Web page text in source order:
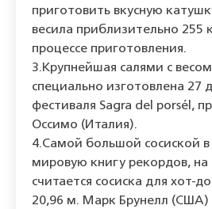
приготовить вкусную
весила приблизительно 255
процессе приготовления.
3.Крупнейшая салями с
специально изготовлена 27
фестиваля Sagra del porsél,
Оссимо (Италия).
4.Самой большой сосиской
мировую книгу рекордов,
считается сосиска для хот-
20,96 м. Марк Брунелл